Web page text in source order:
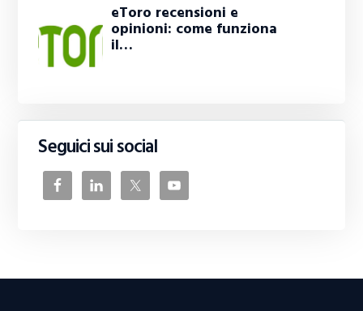
eToro recensioni e
opinioni: come funziona
il…
Seguici sui social